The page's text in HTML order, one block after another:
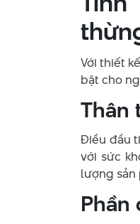
Với thiết
bật cho
Thân
Điều đầu
với sức
lượng sản
Phần